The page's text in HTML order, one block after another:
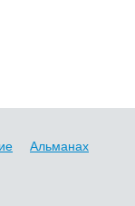
Альманах